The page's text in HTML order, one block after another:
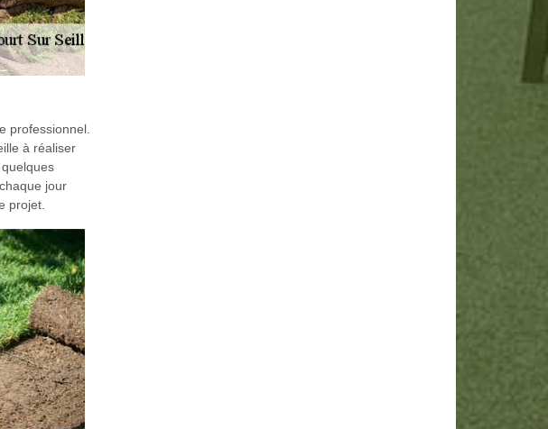
professionnel.
à réaliser
jour
projet.